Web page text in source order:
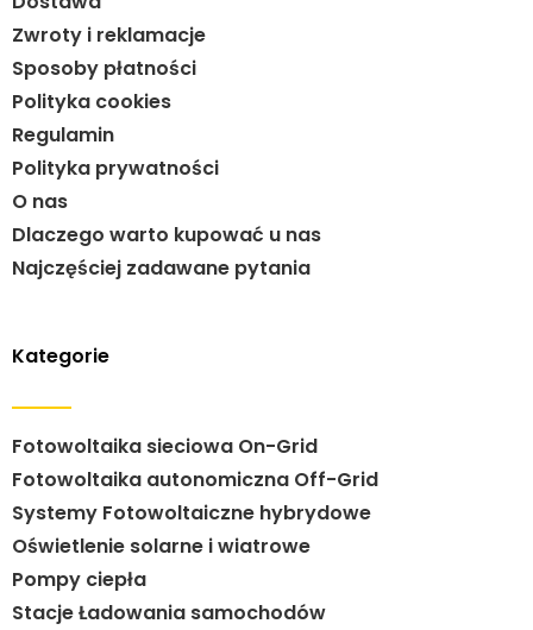
Zwroty i reklamacje
Sposoby płatności
Polityka cookies
Regulamin
Polityka prywatności
O nas
Dlaczego warto kupować u nas
Najczęściej zadawane pytania
Kategorie
Fotowoltaika sieciowa On-Grid
Fotowoltaika autonomiczna Off-Grid
Systemy Fotowoltaiczne hybrydowe
Oświetlenie solarne i wiatrowe
Pompy ciepła
Stacje Ładowania samochodów